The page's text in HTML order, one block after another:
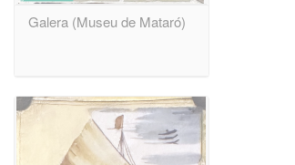
Galera (Museu de Mataró)